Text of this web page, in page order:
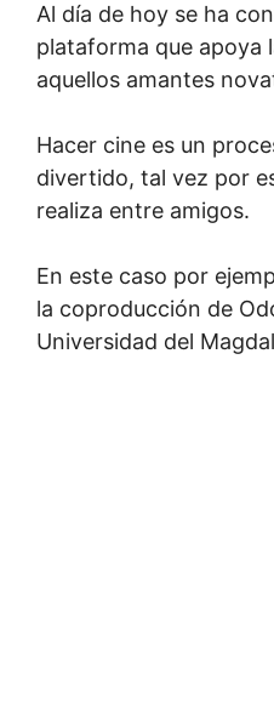
Al día de hoy se ha
plataforma que apoya
aquellos amantes
Hacer cine es un
divertido, tal vez por
realiza entre amigos.
En este caso por
la coproducción de
Universidad del